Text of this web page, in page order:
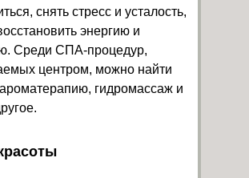
снять стресс и усталость,
энергию и
Среди СПА-процедур,
центром, можно найти
гидромассаж и